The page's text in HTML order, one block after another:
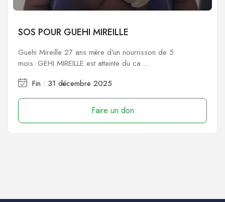
SOS POUR GUEHI MIREILLE
Guehi Mireille 27 ans mère d'un nourrisson de 5
mois. GEHI MIREILLE est atteinte du ca ...
Fin : 31 décembre 2025
Faire un don